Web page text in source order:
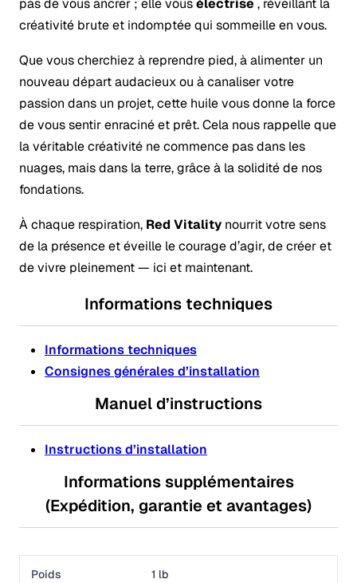
pas de vous ancrer ; elle vousélectrise , réveillant la
créativité brute et indomptée qui sommeille en vous.
Que vous cherchiez à reprendre pied, à alimenter un
nouveau départ audacieux ou à canaliser votre
passion dans un projet, cette huile vous donne la force
de vous sentir enraciné et prêt. Cela nous rappelle que
la véritable créativité ne commence pas dans les
nuages, mais dans la terre, grâce à la solidité de nos
fondations.
À chaque respiration, Red Vitality nourrit votre sens
de la présence et éveille le courage d’agir, de créer et
de vivre pleinement — ici et maintenant.
Informations techniques
Informations techniques
Consignes générales d’installation
Manuel d’instructions
Instructions d’installation
Informations supplémentaires
(Expédition, garantie et avantages)
Poids 1 lb